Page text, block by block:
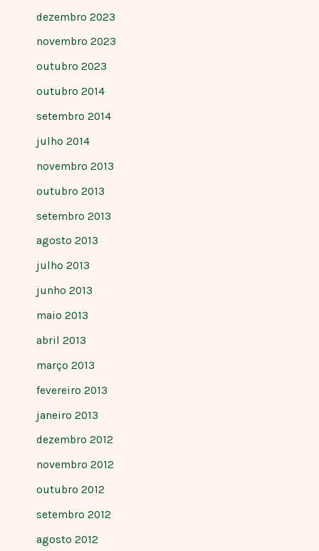
dezembro 2023
novembro 2023
outubro 2023
outubro 2014
setembro 2014
julho 2014
novembro 2013
outubro 2013
setembro 2013
agosto 2013
julho 2013
junho 2013
maio 2013
abril 2013
março 2013
fevereiro 2013
janeiro 2013
dezembro 2012
novembro 2012
outubro 2012
setembro 2012
agosto 2012